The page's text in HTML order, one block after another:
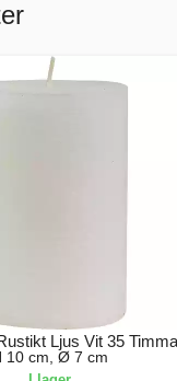
Ljus Vit 35
10 cm, Ø 7 cm